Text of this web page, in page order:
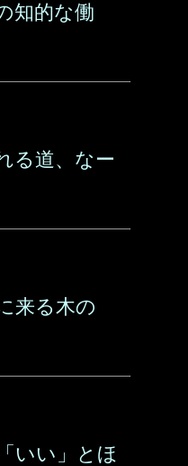
知的な働
る道、なー
来る木の
いい」とほ